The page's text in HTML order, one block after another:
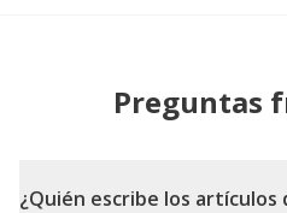
Preguntas
¿Quién escribe los